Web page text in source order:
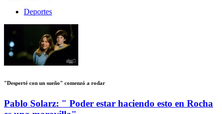
Deportes
"Desperté con un sueño" comenzó a rodar
Pablo Solarz: " Poder estar haciendo esto en Rocha